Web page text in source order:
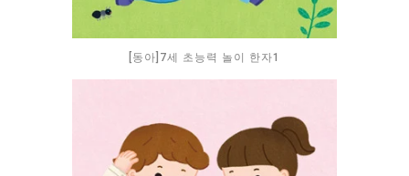
[동아]7세 초능력 놀이 한자1